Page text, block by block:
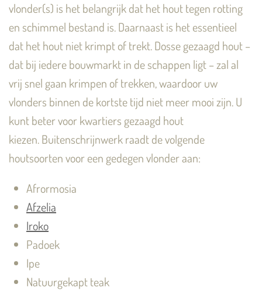
vlonder(s) is het belangrijk dat het hout tegen rotting
en schimmel bestand is. Daarnaast is het essentieel
dat het hout niet krimpt of trekt. Dosse gezaagd hout –
dat bij iedere bouwmarkt in de schappen ligt – zal al
vrij snel gaan krimpen of trekken, waardoor uw
vlonders binnen de kortste tijd niet meer mooi zijn. U
kunt beter voor kwartiers gezaagd hout
kiezen. Buitenschrijnwerk raadt de volgende
houtsoorten voor een gedegen vlonder aan:
Afrormosia
Afzelia
Iroko
Padoek
Ipe
Natuurgekapt teak